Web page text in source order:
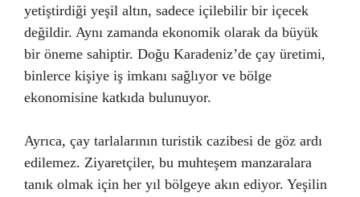
yetiştirdiği yeşil altın, sadece içilebilir bir içecek
değildir. Aynı zamanda ekonomik olarak da büyük
bir öneme sahiptir. Doğu Karadeniz’de çay üretimi,
binlerce kişiye iş imkanı sağlıyor ve bölge
ekonomisine katkıda bulunuyor.
Ayrıca, çay tarlalarının turistik cazibesi de göz ardı
edilemez. Ziyaretçiler, bu muhteşem manzaralara
tanık olmak için her yıl bölgeye akın ediyor. Yeşilin